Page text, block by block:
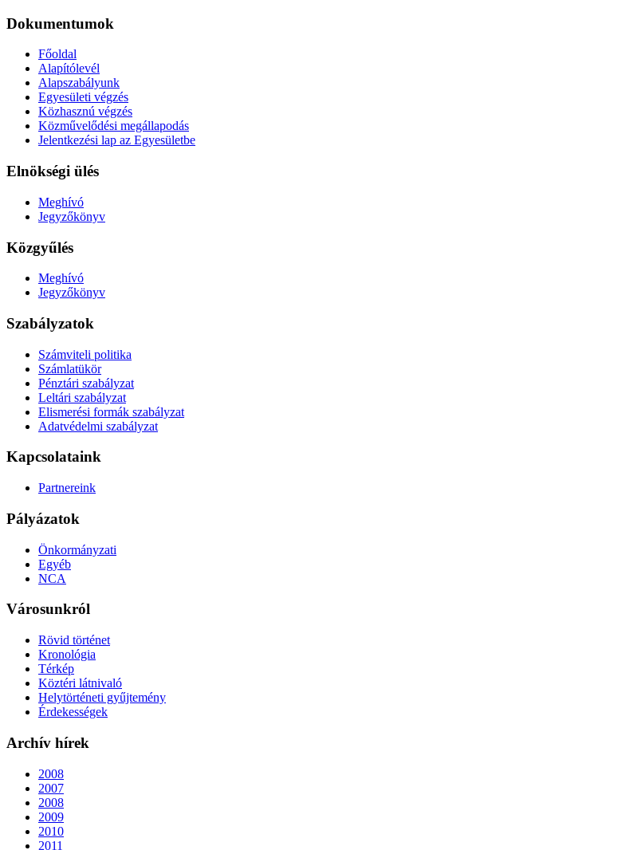
Dokumentumok
Főoldal
Alapítólevél
Alapszabályunk
Egyesületi végzés
Közhasznú végzés
Közművelődési megállapodás
Jelentkezési lap az Egyesületbe
Elnökségi ülés
Meghívó
Jegyzőkönyv
Közgyűlés
Meghívó
Jegyzőkönyv
Szabályzatok
Számviteli politika
Számlatükör
Pénztári szabályzat
Leltári szabályzat
Elismerési formák szabályzat
Adatvédelmi szabályzat
Kapcsolataink
Partnereink
Pályázatok
Önkormányzati
Egyéb
NCA
Városunkról
Rövid történet
Kronológia
Térkép
Köztéri látnivaló
Helytörténeti gyűjtemény
Érdekességek
Archív hírek
2008
2007
2008
2009
2010
2011